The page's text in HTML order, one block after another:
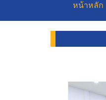
หน้าหลัก